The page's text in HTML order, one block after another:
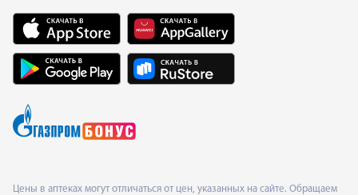
Цены в аптеках могут отличаться от цен, указанных на сайте. Обращаем